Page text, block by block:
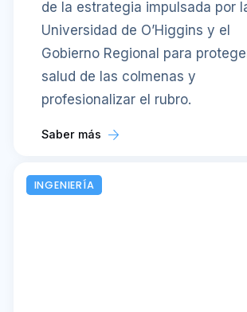
de la estrategia impulsada por
Universidad de O’Higgins y el
Gobierno Regional para
salud de las colmenas y
profesionalizar el rubro.
Saber más
INGENIERÍA